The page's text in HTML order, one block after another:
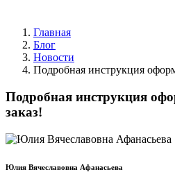
Главная
Блог
Новости
​Подробная инструкция
​Подробная инструкция
заказ!
Юлия Вячеславовна Афанасьева